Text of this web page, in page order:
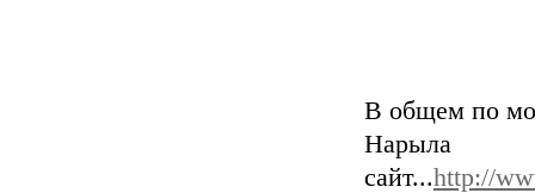
В общем по
сайт...http://